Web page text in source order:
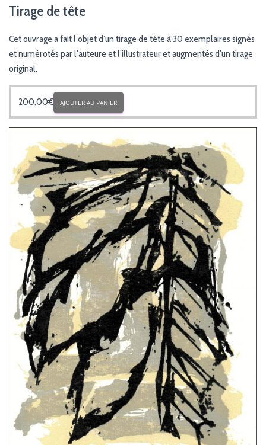
Tirage de tête
Cet ouvrage a fait l’objet d’un tirage de tête à 30 exemplaires signés
et numérotés par l’auteure et l’illustrateur et augmentés d’un tirage
original.
200,00€ AJOUTER AU PANIER